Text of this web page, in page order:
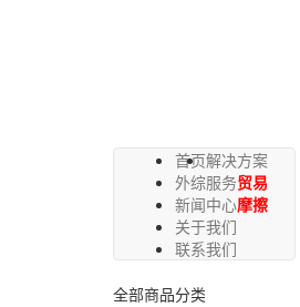
首页解决方案
外综服务
新闻中心
贸易
摩擦
关于我们
联系我们
全部商品分类